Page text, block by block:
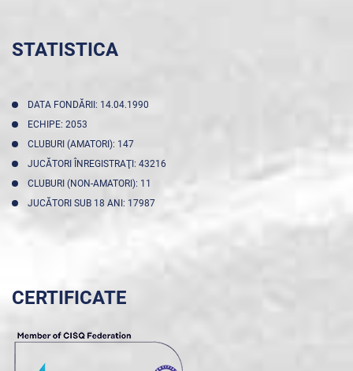
STATISTICA
DATA FONDĂRII: 14.04.1990
ECHIPE: 2053
CLUBURI (AMATORI): 147
JUCĂTORI ÎNREGISTRAŢI: 43216
CLUBURI (NON-AMATORI): 11
JUCĂTORI SUB 18 ANI: 17987
CERTIFICATE